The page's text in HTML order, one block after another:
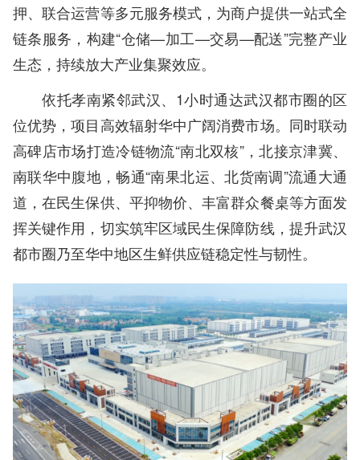
押、联合运营等多元服务模式，为商户提供一站式全
链条服务，构建“仓储—加工—交易—配送”完整产业
生态，持续放大产业集聚效应。
依托孝南紧邻武汉、1小时通达武汉都市圈的区
位优势，项目高效辐射华中广阔消费市场。同时联动
高碑店市场打造冷链物流“南北双核”，北接京津冀、
南联华中腹地，畅通“南果北运、北货南调”流通大通
道，在民生保供、平抑物价、丰富群众餐桌等方面发
挥关键作用，切实筑牢区域民生保障防线，提升武汉
都市圈乃至华中地区生鲜供应链稳定性与韧性。